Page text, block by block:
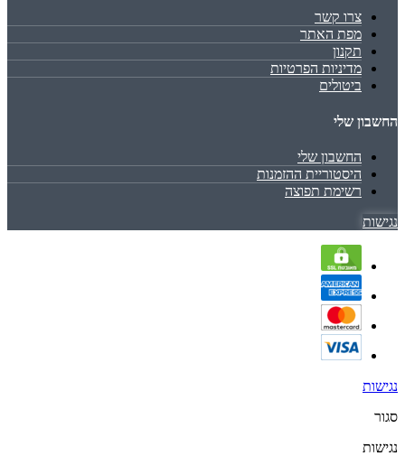
צרו קשר
מפת האתר
תקנון
מדיניות הפרטיות
ביטולים
החשבון שלי
החשבון שלי
היסטוריית ההזמנות
רשימת תפוצה
נגישות
נגישות
סגור
נגישות